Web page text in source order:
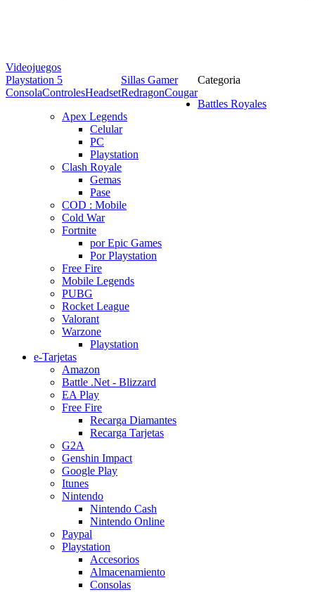
Videojuegos
Playstation 5
ConsolaControlesHeadset
Sillas Gamer
RedragonCougar
Categoria
Battles Royales
Apex Legends
Celular
PC
Playstation
Clash Royale
Gemas
Pase
COD : Mobile
Cold War
Fortnite
por Epic Games
Por Playstation
Free Fire
Mobile Legends
PUBG
Rocket League
Valorant
Warzone
Playstation
e-Tarjetas
Amazon
Battle .Net - Blizzard
EA Play
Free Fire
Recarga Diamantes
Recarga Tarjetas
G2A
Genshin Impact
Google Play
Itunes
Nintendo
Nintendo Cash
Nintendo Online
Paypal
Playstation
Accesorios
Almacenamiento
Consolas